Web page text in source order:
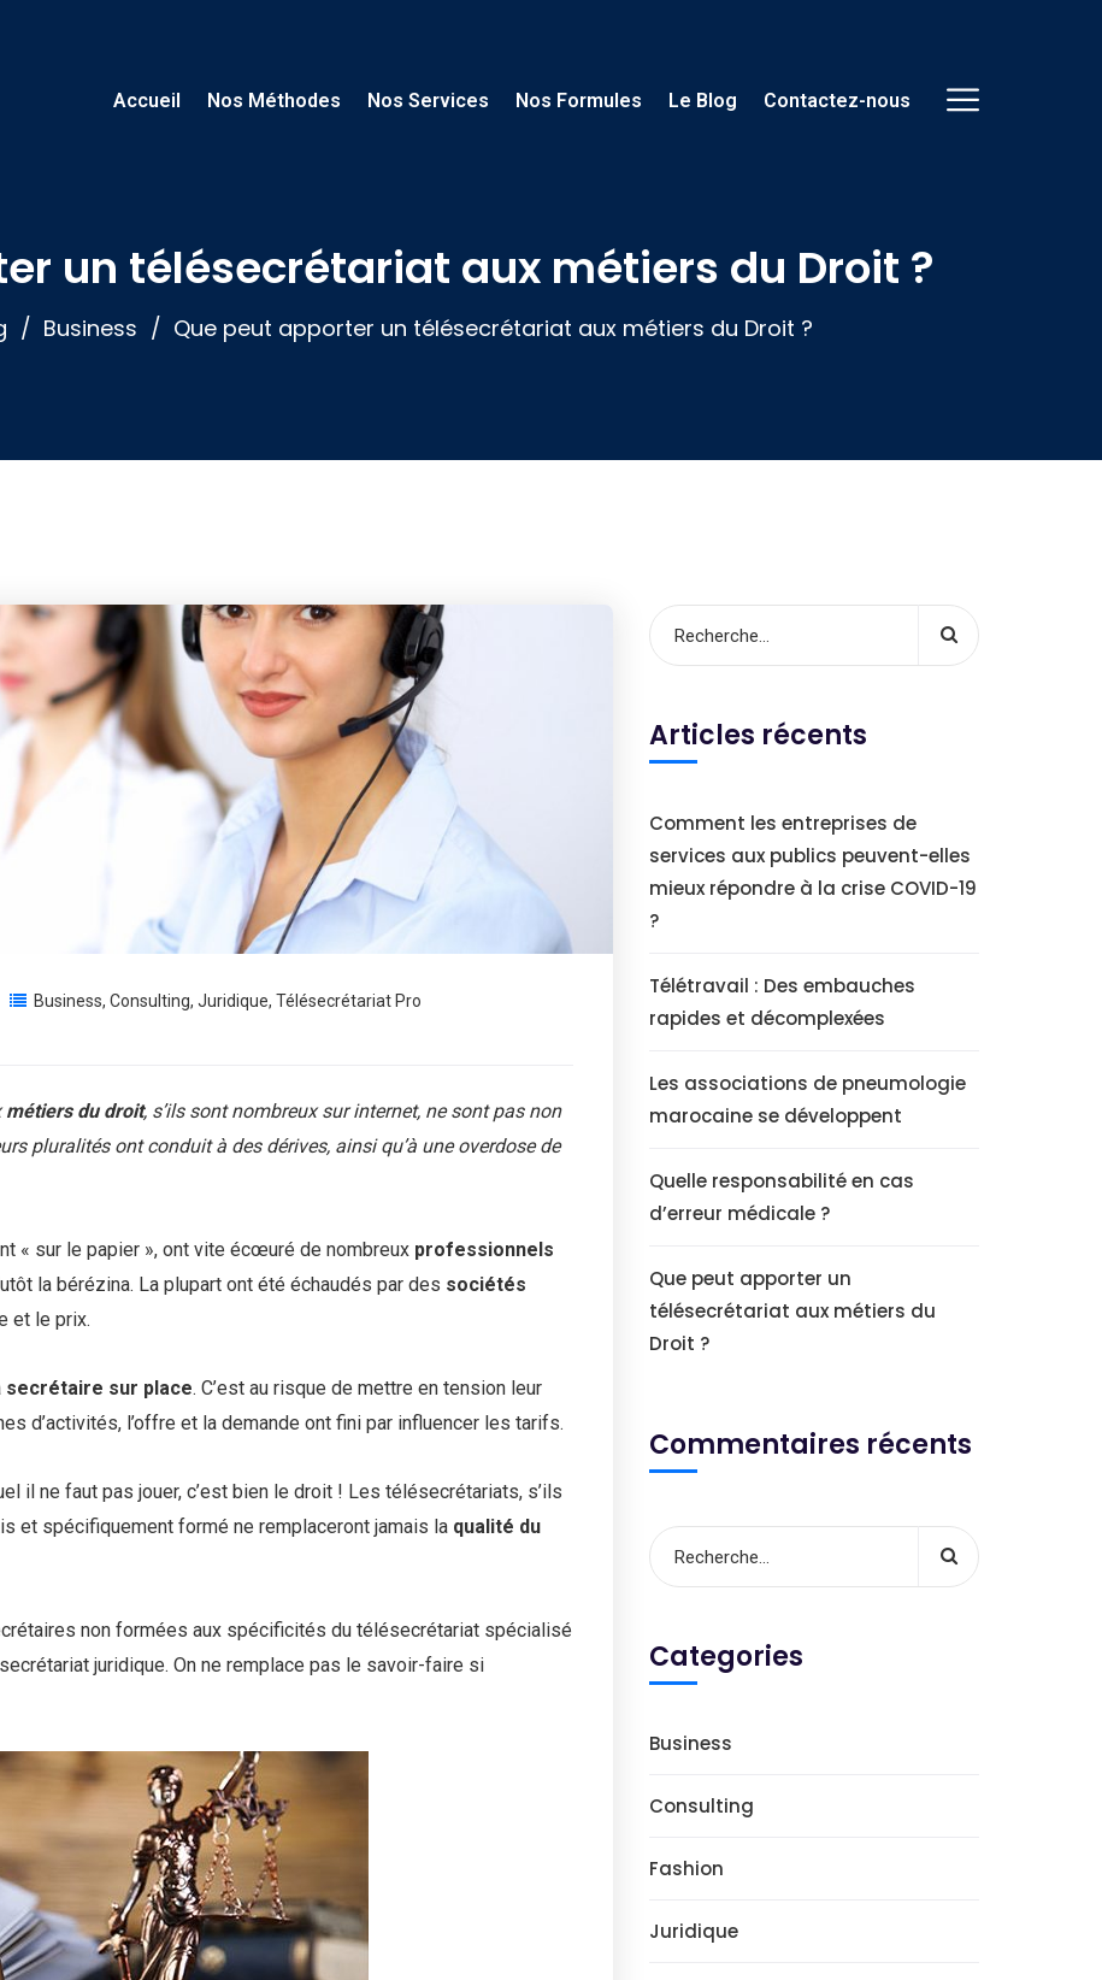
Accueil Nos Méthodes Nos Services Nos Formules Le Blog Contactez-nous
un télésecrétariat aux métiers du Droit ?
Business Que peut apporter un télésecrétariat aux métiers du Droit ?
Business, Consulting, Juridique, Télésecrétariat Pro
métiers du droit, s’ils sont nombreux sur internet, ne sont pas non
pluralités ont conduit à des dérives, ainsi qu’à une overdose de
« sur le papier », ont vite écœuré de nombreux professionnels
la bérézina. La plupart ont été échaudés par des sociétés
et le prix.
secrétaire sur place. C’est au risque de mettre en tension leur
d’activités, l’offre et la demande ont fini par influencer les tarifs.
il ne faut pas jouer, c’est bien le droit ! Les télésecrétariats, s’ils
et spécifiquement formé ne remplaceront jamais la qualité du
non formées aux spécificités du télésecrétariat spécialisé
juridique. On ne remplace pas le savoir-faire si
Articles récents
Comment les entreprises de
services aux publics peuvent-elles
mieux répondre à la crise COVID-19
?
Télétravail : Des embauches
rapides et décomplexées
Les associations de pneumologie
marocaine se développent
Quelle responsabilité en cas
d’erreur médicale ?
Que peut apporter un
télésecrétariat aux métiers du
Droit ?
Commentaires récents
Categories
Business
Consulting
Fashion
Juridique